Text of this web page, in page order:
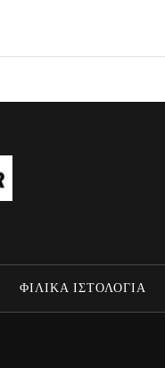
ΦΙΛΙΚΑ ΙΣΤΟΛΟΓΙΑ